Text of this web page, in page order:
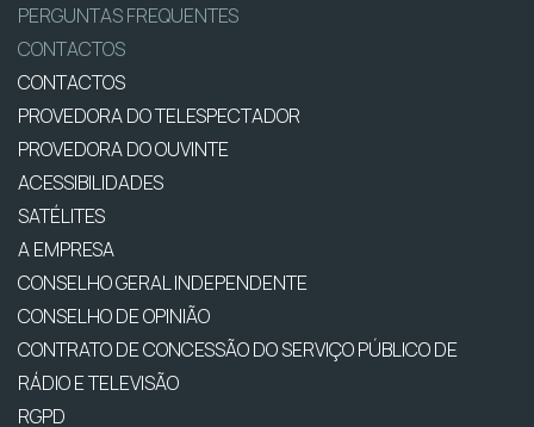
PERGUNTAS FREQUENTES
CONTACTOS
CONTACTOS
PROVEDORA DO TELESPECTADOR
PROVEDORA DO OUVINTE
ACESSIBILIDADES
SATÉLITES
A EMPRESA
CONSELHO GERAL INDEPENDENTE
CONSELHO DE OPINIÃO
CONTRATO DE CONCESSÃO DO SERVIÇO PÚBLICO DE
RÁDIO E TELEVISÃO
RGPD